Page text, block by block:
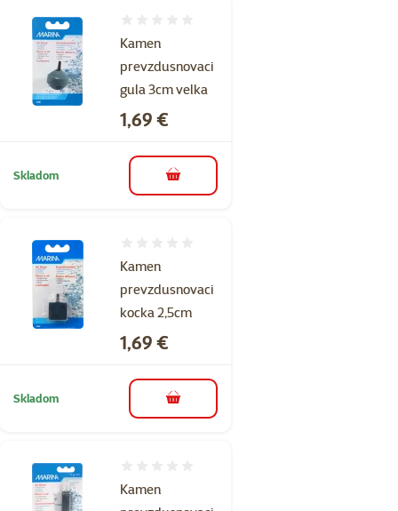
Kamen
prevzdusnovaci
gula 3cm velka
Cena
1,69 €
Skladom do košíka
Kamen
prevzdusnovaci
kocka 2,5cm
Cena
1,69 €
Skladom do košíka
Kamen